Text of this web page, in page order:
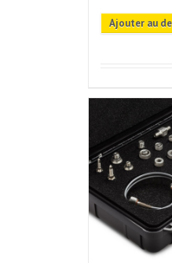
Ajouter au